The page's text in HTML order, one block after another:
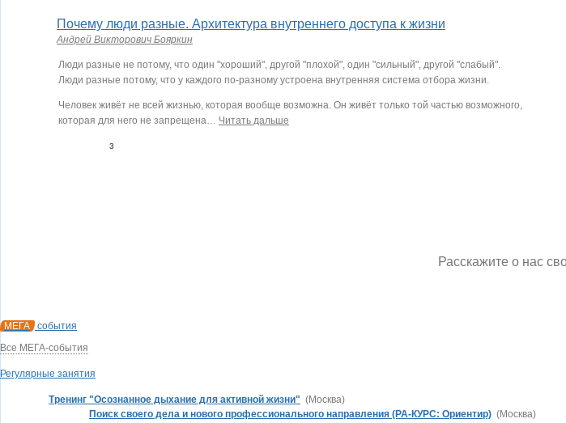
Почему люди разные. Архитектура внутреннего доступа к жизни
Андрей Викторович Бояркин
Люди разные не потому, что один "хороший", другой "плохой", один "сильный", другой "слабый".
Люди разные потому, что у каждого по-разному устроена внутренняя система отбора жизни.
Человек живёт не всей жизнью, которая вообще возможна. Он живёт только той частью возможного,
которая для него не запрещена… Читать дальше
3
Расскажите о нас
МЕГА
события
Все МЕГА-события
Регулярные занятия
Тренинг "Осознанное дыхание для активной жизни" (Москва)
Поиск своего дела и нового профессионального направления (РА-КУРС: Ориентир) (Москва)